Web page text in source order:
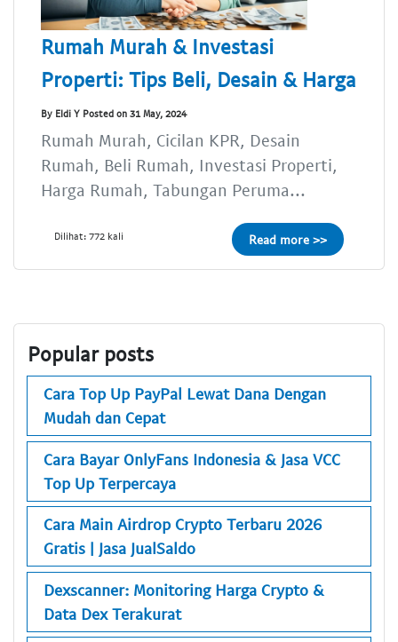
Rumah Murah & Investasi
Properti: Tips Beli, Desain & Harga
By Eldi Y Posted on 31 May, 2024
Rumah Murah, Cicilan KPR, Desain
Rumah, Beli Rumah, Investasi Properti,
Harga Rumah, Tabungan Peruma...
Dilihat: 772 kali Read more >>
Popular posts
Cara Top Up PayPal Lewat Dana Dengan
Mudah dan Cepat
Cara Bayar OnlyFans Indonesia & Jasa VCC
Top Up Terpercaya
Cara Main Airdrop Crypto Terbaru 2026
Gratis | Jasa JualSaldo
Dexscanner: Monitoring Harga Crypto &
Data Dex Terakurat